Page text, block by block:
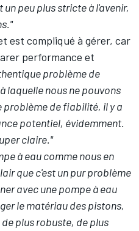
peu plus stricte à l'avenir,
est compliqué à gérer, car
performance et
problème de
laquelle nous ne pouvons
de fiabilité, il y a
potentiel, évidemment.
claire."
à eau comme nous en
que c'est un pur problème
avec une pompe à eau
le matériau des pistons,
plus robuste, de plus